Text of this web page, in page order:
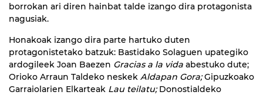
borrokan ari diren hainbat talde izango dira protagonista
nagusiak.
Honakoak izango dira parte hartuko duten
protagonistetako batzuk: Bastidako Solaguen upategiko
ardogileek Joan Baezen Gracias a la vida abestuko dute;
Orioko Arraun Taldeko neskek Aldapan Gora;Gipuzkoako
Garraiolarien Elkarteak Lau teilatu;Donostialdeko